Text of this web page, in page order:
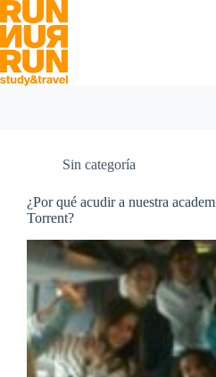
Saltar
al
contenido
Sin categoría
¿Por qué acudir a nuestra
Torrent?